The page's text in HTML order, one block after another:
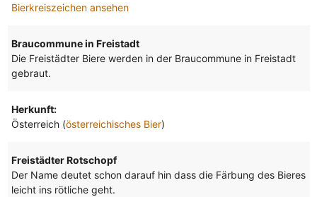
Bierkreiszeichen ansehen
Braucommune in Freistadt
Die Freistädter Biere werden in der Braucommune in Freistadt
gebraut.
Herkunft:
Österreich (österreichisches Bier)
Freistädter Rotschopf
Der Name deutet schon darauf hin dass die Färbung des Bieres
leicht ins rötliche geht.